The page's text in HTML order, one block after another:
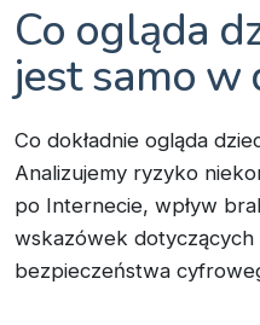
Co ogląda
jest samo w
Co dokładnie ogląda
Analizujemy ryzyko
po Internecie, wpływ
wskazówek dotyczących
bezpieczeństwa